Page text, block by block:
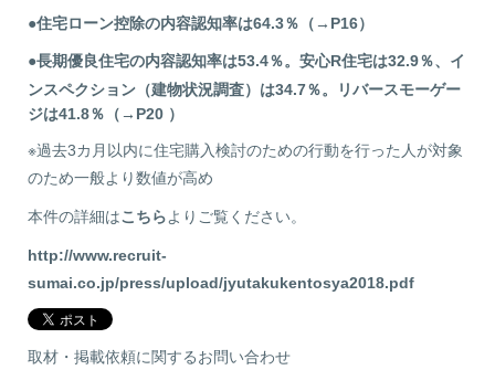
●住宅ローン控除の内容認知率は64.3％（→P16）
●長期優良住宅の内容認知率は53.4％。安心R住宅は32.9％、イ
ンスペクション（建物状況調査）は34.7％。リバースモーゲー
ジは41.8％（→P20 ）
※過去3カ月以内に住宅購入検討のための行動を行った人が対象
のため一般より数値が高め
本件の詳細はこちらよりご覧ください。
http://www.recruit-
sumai.co.jp/press/upload/jyutakukentosya2018.pdf
取材・掲載依頼に関するお問い合わせ